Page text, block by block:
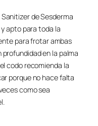
de Sesderma
apto para toda la
para frotar ambas
en la palma
codo recomienda la
porque no hace falta
como sea